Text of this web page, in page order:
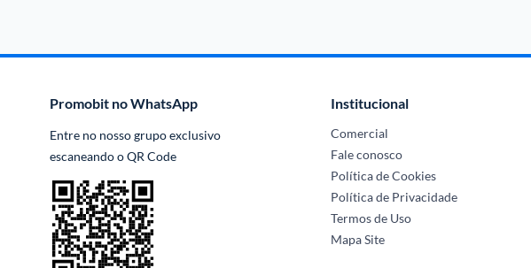
Promobit no WhatsApp
Entre no nosso grupo exclusivo
escaneando o QR Code
Institucional
Comercial
Fale conosco
Política de Cookies
Política de Privacidade
Termos de Uso
Mapa Site